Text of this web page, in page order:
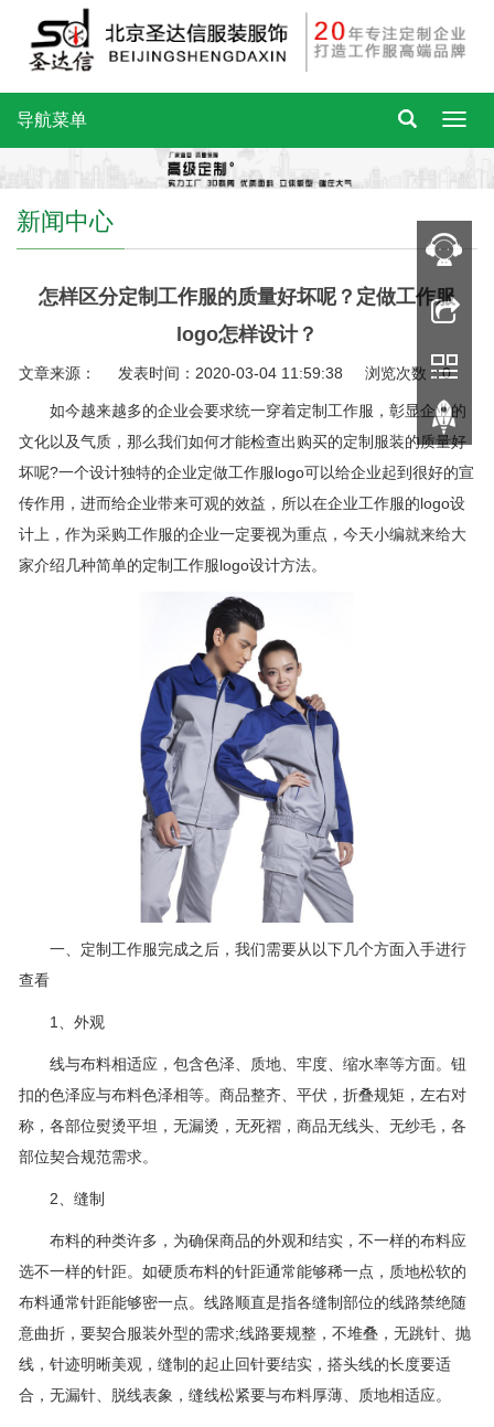
导航菜单
新闻中心
怎样区分定制工作服的质量好坏呢？定做工作服
logo怎样设计？
文章来源： 发表时间：2020-03-04 11:59:38 浏览次数：0
如今越来越多的企业会要求统一穿着定制工作服，彰显企业的
文化以及气质，那么我们如何才能检查出购买的定制服装的质量好
坏呢?一个设计独特的企业定做工作服logo可以给企业起到很好的宣
传作用，进而给企业带来可观的效益，所以在企业工作服的logo设
计上，作为采购工作服的企业一定要视为重点，今天小编就来给大
家介绍几种简单的定制工作服logo设计方法。
一、定制工作服完成之后，我们需要从以下几个方面入手进行
查看
1、外观
线与布料相适应，包含色泽、质地、牢度、缩水率等方面。钮
扣的色泽应与布料色泽相等。商品整齐、平伏，折叠规矩，左右对
称，各部位熨烫平坦，无漏烫，无死褶，商品无线头、无纱毛，各
部位契合规范需求。
2、缝制
布料的种类许多，为确保商品的外观和结实，不一样的布料应
选不一样的针距。如硬质布料的针距通常能够稀一点，质地松软的
布料通常针距能够密一点。线路顺直是指各缝制部位的线路禁绝随
意曲折，要契合服装外型的需求;线路要规整，不堆叠，无跳针、抛
线，针迹明晰美观，缝制的起止回针要结实，搭头线的长度要适
合，无漏针、脱线表象，缝线松紧要与布料厚薄、质地相适应。